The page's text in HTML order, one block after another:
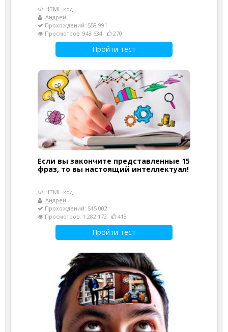
HTML-код
Андрей
Прохождений: 558 991
Просмотров: 943 634
270
Пройти тест
Если вы закончите представленные 15
фраз, то вы настоящий интеллектуал!
HTML-код
Андрей
Прохождений: 515 002
Просмотров: 1 282 172
413
Пройти тест